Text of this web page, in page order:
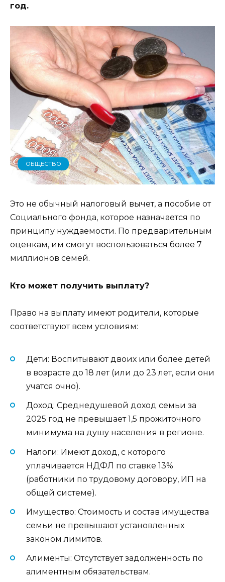
год.
ОБЩЕСТВО
Это не обычный налоговый вычет, а пособие от
Социального фонда, которое назначается по
принципу нуждаемости. По предварительным
оценкам, им смогут воспользоваться более 7
миллионов семей.
Кто может получить выплату?
Право на выплату имеют родители, которые
соответствуют всем условиям:
Дети: Воспитывают двоих или более детей
в возрасте до 18 лет (или до 23 лет, если они
учатся очно).
Доход: Среднедушевой доход семьи за
2025 год не превышает 1,5 прожиточного
минимума на душу населения в регионе.
Налоги: Имеют доход, с которого
уплачивается НДФЛ по ставке 13%
(работники по трудовому договору, ИП на
общей системе).
Имущество: Стоимость и состав имущества
семьи не превышают установленных
законом лимитов.
Алименты: Отсутствует задолженность по
алиментным обязательствам.